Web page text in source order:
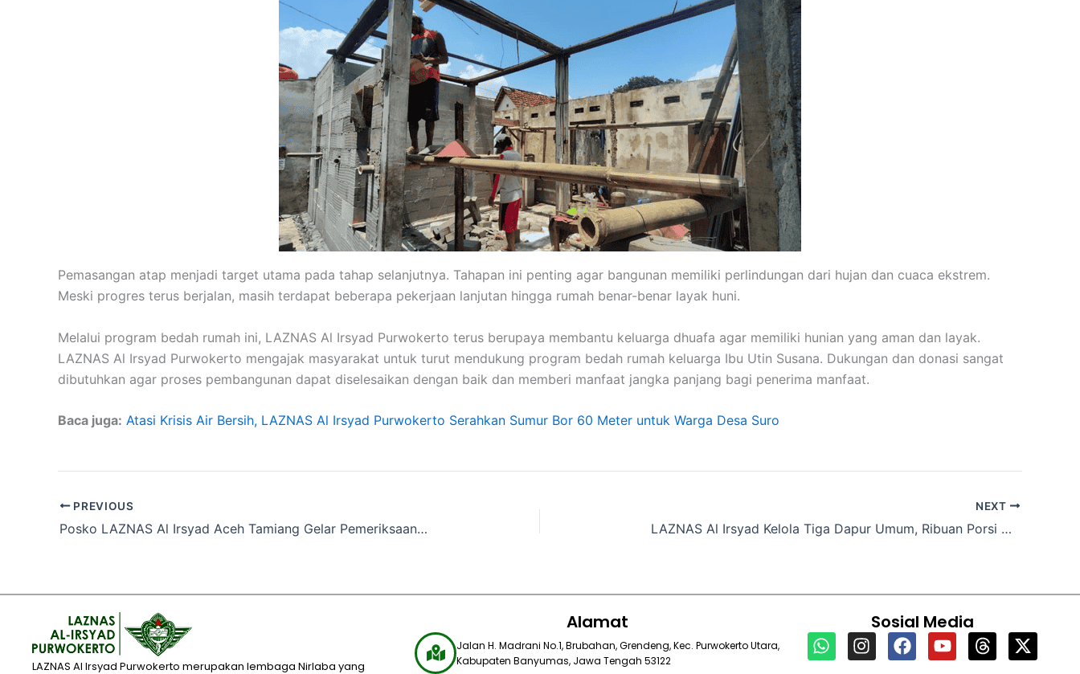
Pemasangan atap menjadi target utama pada tahap selanjutnya. Tahapan ini penting agar bangunan memiliki perlindungan dari hujan dan cuaca ekstrem.
Meski progres terus berjalan, masih terdapat beberapa pekerjaan lanjutan hingga rumah benar-benar layak huni.
Melalui program bedah rumah ini, LAZNAS Al Irsyad Purwokerto terus berupaya membantu keluarga dhuafa agar memiliki hunian yang aman dan layak.
LAZNAS Al Irsyad Purwokerto mengajak masyarakat untuk turut mendukung program bedah rumah keluarga Ibu Utin Susana. Dukungan dan donasi sangat
dibutuhkan agar proses pembangunan dapat diselesaikan dengan baik dan memberi manfaat jangka panjang bagi penerima manfaat.
Baca juga: Atasi Krisis Air Bersih, LAZNAS Al Irsyad Purwokerto Serahkan Sumur Bor 60 Meter untuk Warga Desa Suro
PREVIOUS
Posko LAZNAS Al Irsyad Aceh Tamiang Gelar Pemeriksaan Kesehatan Gratis dan Lanjutkan Perbaikan Sumber Air Bersih
NEXT
LAZNAS Al Irsyad Kelola Tiga Dapur Umum, Ribuan Porsi Makanan Disalurkan untuk Penyintas Banjir Aceh Tamiang
LAZNAS Al Irsyad Purwokerto merupakan lembaga Nirlaba yang
Alamat
Jalan H. Madrani No.1, Brubahan, Grendeng, Kec. Purwokerto Utara,
Kabupaten Banyumas, Jawa Tengah 53122​
W
h
I
n
F
a
Y
o
T
h
X
-
Sosial Media